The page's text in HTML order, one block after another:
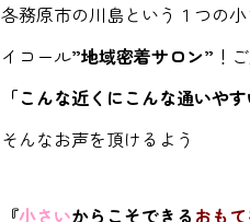
各務原市の川島という１つの
イコール”地域密着サロン” ！
「こんな近くにこんな通いや
そんなお声を頂けるよう
『小さいからこそできる おも